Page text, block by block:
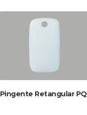
mais
Pingente Retangular PQ